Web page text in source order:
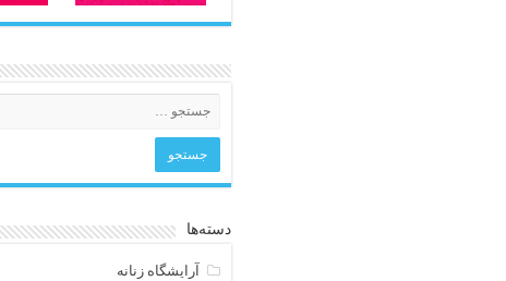
دسته‌ها
آرایشگاه زنانه